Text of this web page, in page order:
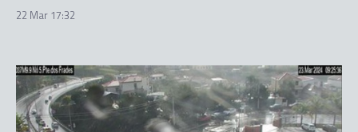
22 Mar 17:32